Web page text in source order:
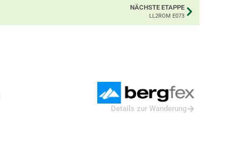
NÄCHSTE ETAPPE
LL2ROM E073
Details zur Wanderung